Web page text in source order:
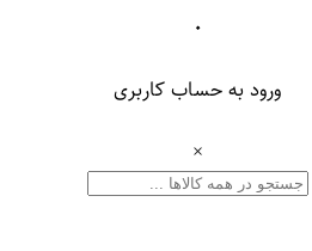
۰
ورود به حساب کاربری
×